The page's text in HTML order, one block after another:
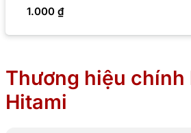
1.000 ₫
Thương hiệu chính
Hitami